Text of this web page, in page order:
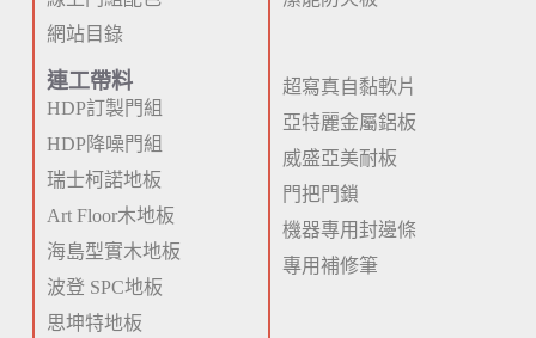
網站目錄
連工帶料
HDP訂製門組
HDP降噪門組
瑞士柯諾地板
Art Floor木地板
海島型實木地板
波登 SPC地板
思坤特地板
超寫真自黏軟片
亞特麗金屬鋁板
威盛亞美耐板
門把門鎖
機器專用封邊條
專用補修筆